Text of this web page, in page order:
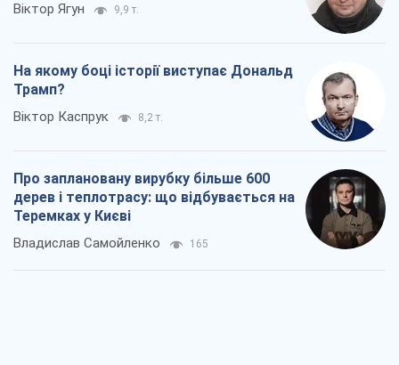
Віктор Ягун 9,9 т.
На якому боці історії виступає Дональд
Трамп?
Віктор Каспрук 8,2 т.
Про заплановану вирубку більше 600
дерев і теплотрасу: що відбувається на
Теремках у Києві
Владислав Самойленко 165